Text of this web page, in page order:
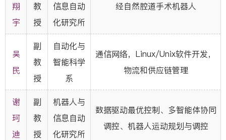
翔
宇
教
授
信息自动
化研究所
经自然腔道手术机器人
吴
民
副
教
授
自动化与
智能科学
系
通信网络，Linux/Unix软件开发，
物流和供应链管理
谢
珂
迪
副
教
授
机器人与
信息自动
化研究所
数据驱动最优控制、多智能体协同
调控、机器人运动规划与调控